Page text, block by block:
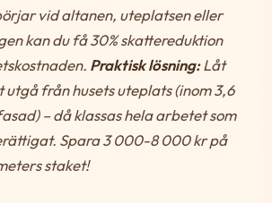
vid altanen, uteplatsen eller
kan du få 30% skattereduktion
Praktisk lösning:Låt
utgå från husets uteplats (inom 3,6
– då klassas hela arbetet som
Spara 3 000-8 000 kr på
staket!